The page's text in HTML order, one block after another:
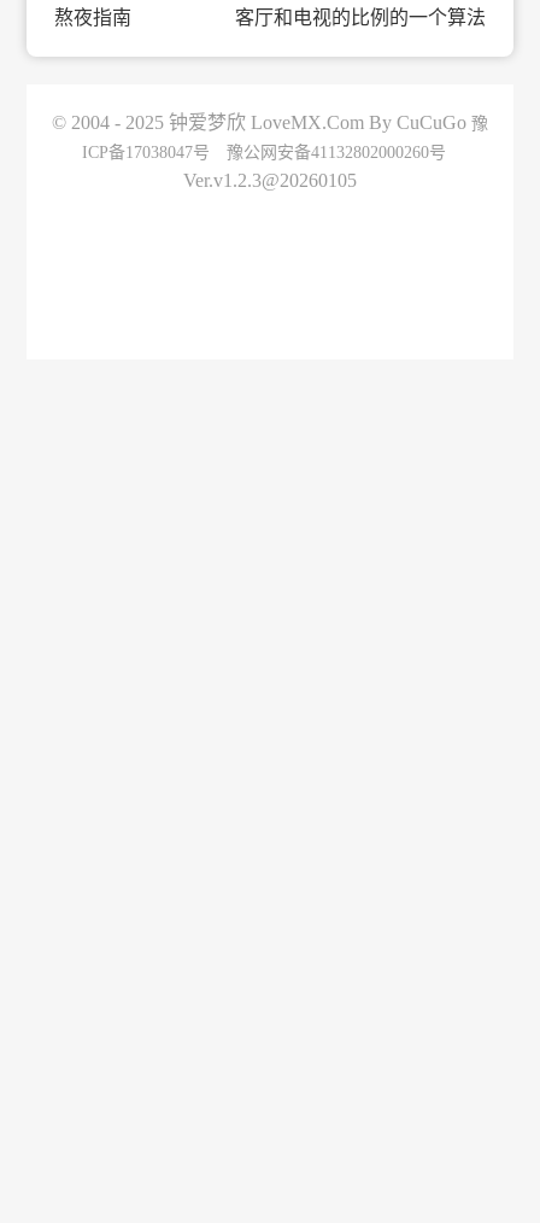
熬夜指南
客厅和电视的比例的一个算法
© 2004 - 2025 钟爱梦欣 LoveMX.Com By CuCuGo 豫
ICP备17038047号
豫公网安备41132802000260号
Ver.v1.2.3@20260105